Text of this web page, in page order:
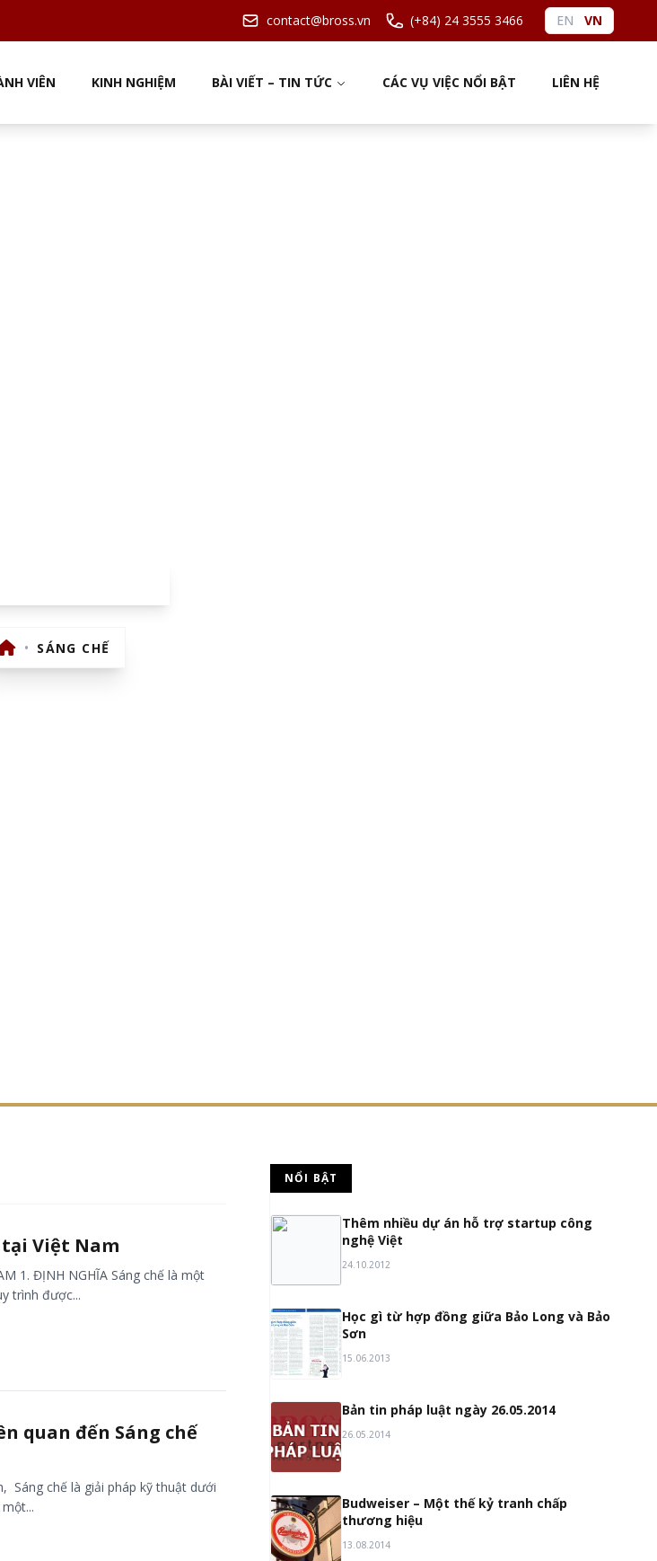
contact@bross.vn (+84) 24 3555 3466 EN VN
VIÊN KINH NGHIỆM BÀI VIẾT – TIN TỨC CÁC VỤ VIỆC NỔI BẬT LIÊN HỆ
• SÁNG CHẾ
Việt Nam
1. ĐỊNH NGHĨA Sáng chế là một
trình được...
quan đến Sáng chế
Sáng chế là giải pháp kỹ thuật dưới
NỔI BẬT
1
Thêm nhiều dự án hỗ trợ startup công
nghệ Việt
24.10.2012
2
Học gì từ hợp đồng giữa Bảo Long và Bảo
Sơn
15.06.2013
3 Bản tin pháp luật ngày 26.05.2014
26.05.2014
4
Budweiser – Một thế kỷ tranh chấp
thương hiệu
13.08.2014